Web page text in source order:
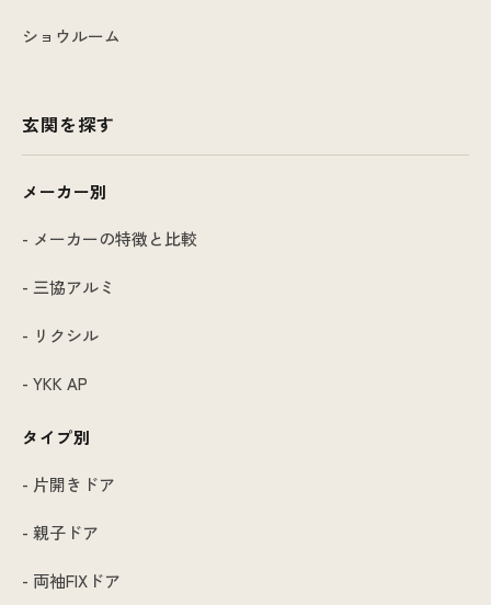
ショウルーム
玄関を探す
メーカー別
- メーカーの特徴と比較
- 三協アルミ
- リクシル
- YKK AP
タイプ別
- 片開きドア
- 親子ドア
- 両袖FIXドア